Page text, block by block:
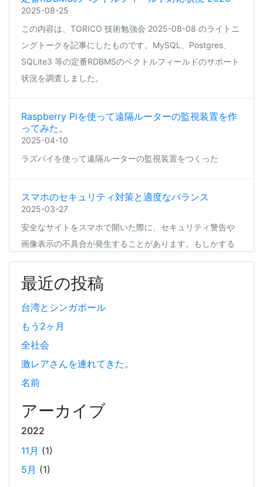
2025-08-25
この内容は、TORICO 技術勉強会 2025-08-08 のライトニ
ングトークを記事にしたものです。MySQL、Postgres、
SQLite3 等の定番RDBMSのベクトルフィールドのサポート
状況を調査しました。
Raspberry Piを使って遠隔ルーターの監視装置を作
ってみた。
2025-04-10
ラズパイを使って遠隔ルーターの監視装置をつくった
スマホのセキュリティ対策と適度なバランス
2025-03-27
安全なサイトをスマホで開いた際に、セキュリティ警告や
画像表示の不具合が発生することがあります。もしかする
と、スマホの過度なセキュリティ対策が他のアプリの動作
に影響を与えているかもしれません。今回は、セキュリテ
ィ対策とその影響について簡単にご紹介します。
Coima + Rosetta 2 で、Apple Silicon 上で x86_64
の Docker イメージをビルドする (Docker desktop
2025-03-24
Docker Desktop を使わずに、Mac で x86 の Docker イメ
ージのビルドをする手順を書いています。Colima と
Rosetta2 を使って、クロスアーキテクチャーでビルドする
方法です。Lima, QEmu, nerdctl の実例も記載しています。
ビジネスワークに便利なSLACKのリマインド設定
最近の投稿
台湾とシンガポール
もう2ヶ月
全社会
激レアさんを連れてきた。
名前
アーカイブ
2022
11月 (1)
5月 (1)